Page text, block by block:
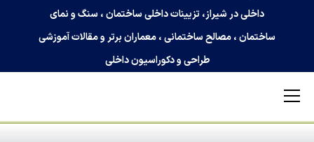
داخلی در شیراز، تزیینات داخلی ساختمان ، سنگ و نمای
ساختمان ، مصالح ساختمانی ، معماران برتر و مقالات آموزشی
طراحی و دکوراسیون داخلی